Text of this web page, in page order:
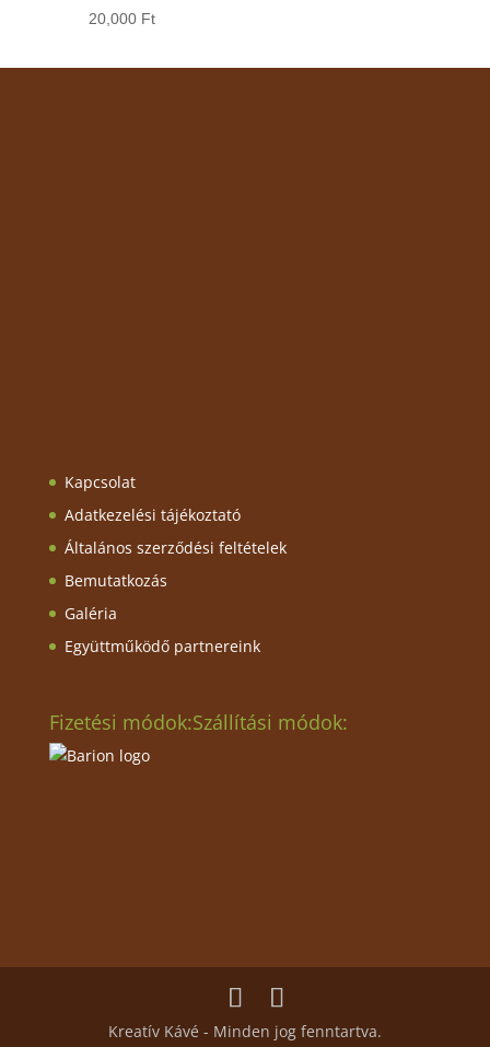
20,000 Ft
Kapcsolat
Adatkezelési tájékoztató
Általános szerződési feltételek
Bemutatkozás
Galéria
Együttműködő partnereink
Fizetési módok:Szállítási módok:
Kreatív Kávé - Minden jog fenntartva.